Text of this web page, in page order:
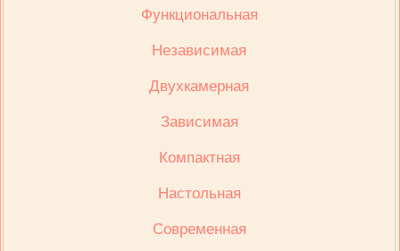
Функциональная
Независимая
Двухкамерная
Зависимая
Компактная
Настольная
Современная